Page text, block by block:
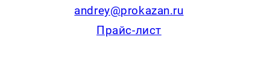
andrey@prokazan.ru
Прайс-лист